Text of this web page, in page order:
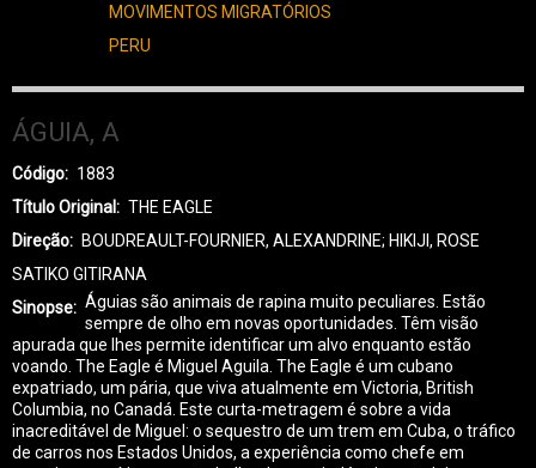
MOVIMENTOS MIGRATÓRIOS
PERU
ÁGUIA, A
Código
1883
Título Original
THE EAGLE
Direção
BOUDREAULT-FOURNIER, ALEXANDRINE; HIKIJI, ROSE
SATIKO GITIRANA
Sinopse
Águias são animais de rapina muito peculiares. Estão
sempre de olho em novas oportunidades. Têm visão
apurada que lhes permite identificar um alvo enquanto estão
voando. The Eagle é Miguel Aguila. The Eagle é um cubano
expatriado, um pária, que viva atualmente em Victoria, British
Columbia, no Canadá. Este curta-metragem é sobre a vida
inacreditável de Miguel: o sequestro de um trem em Cuba, o tráfico
de carros nos Estados Unidos, a experiência como chefe em